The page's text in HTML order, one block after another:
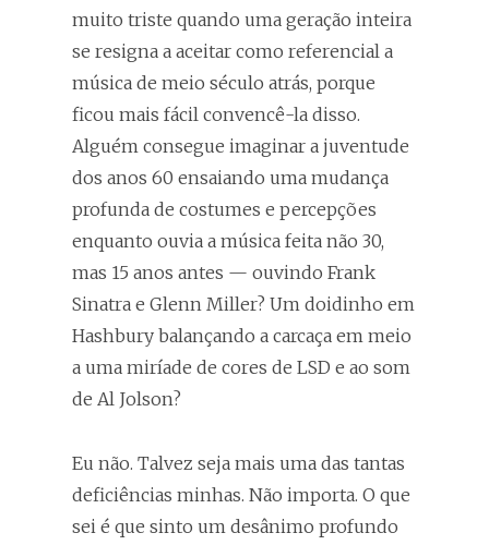
muito triste quando uma geração inteira
se resigna a aceitar como referencial a
música de meio século atrás, porque
ficou mais fácil convencê-la disso.
Alguém consegue imaginar a juventude
dos anos 60 ensaiando uma mudança
profunda de costumes e percepções
enquanto ouvia a música feita não 30,
mas 15 anos antes — ouvindo Frank
Sinatra e Glenn Miller? Um doidinho em
Hashbury balançando a carcaça em meio
a uma miríade de cores de LSD e ao som
de Al Jolson?
Eu não. Talvez seja mais uma das tantas
deficiências minhas. Não importa. O que
sei é que sinto um desânimo profundo